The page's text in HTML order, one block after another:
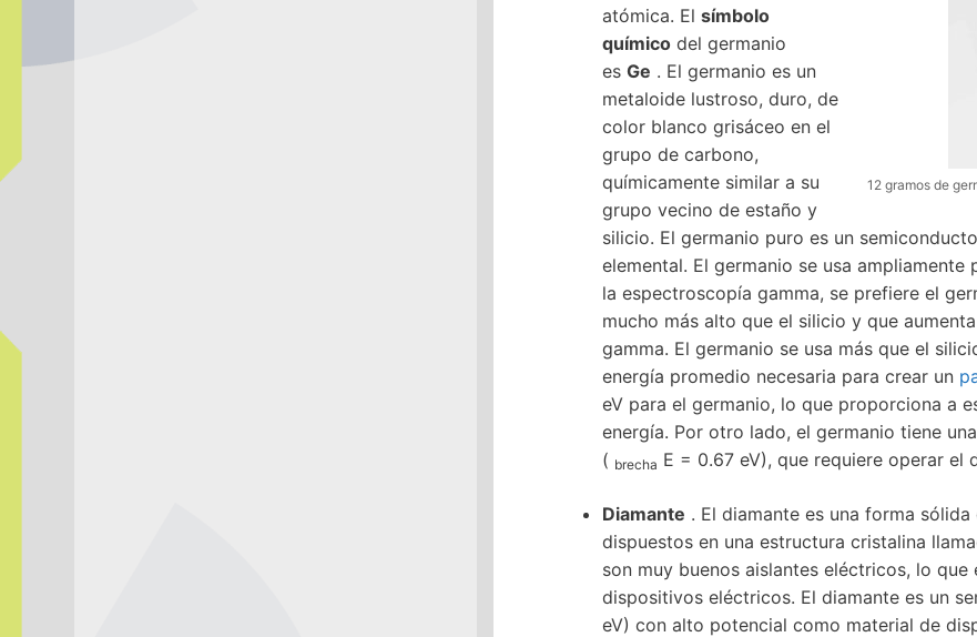
12 gramos de
atómica. El símbolo
químico del germanio
es Ge . El germanio es un
metaloide lustroso, duro, de
color blanco grisáceo en el
grupo de carbono,
químicamente similar a su
grupo vecino de estaño y
silicio. El germanio puro es un
elemental. El germanio se usa ampliamente
la espectroscopía gamma, se prefiere el
mucho más alto que el silicio y que
gamma. El germanio se usa más que el
energía promedio necesaria para crear un
eV para el germanio, lo que proporciona a
energía. Por otro lado, el germanio tiene
( brecha E = 0.67 eV), que requiere operar
Diamante . El diamante es una forma
dispuestos en una estructura cristalina
son muy buenos aislantes eléctricos, lo
dispositivos eléctricos. El diamante es un
eV) con alto potencial como material de